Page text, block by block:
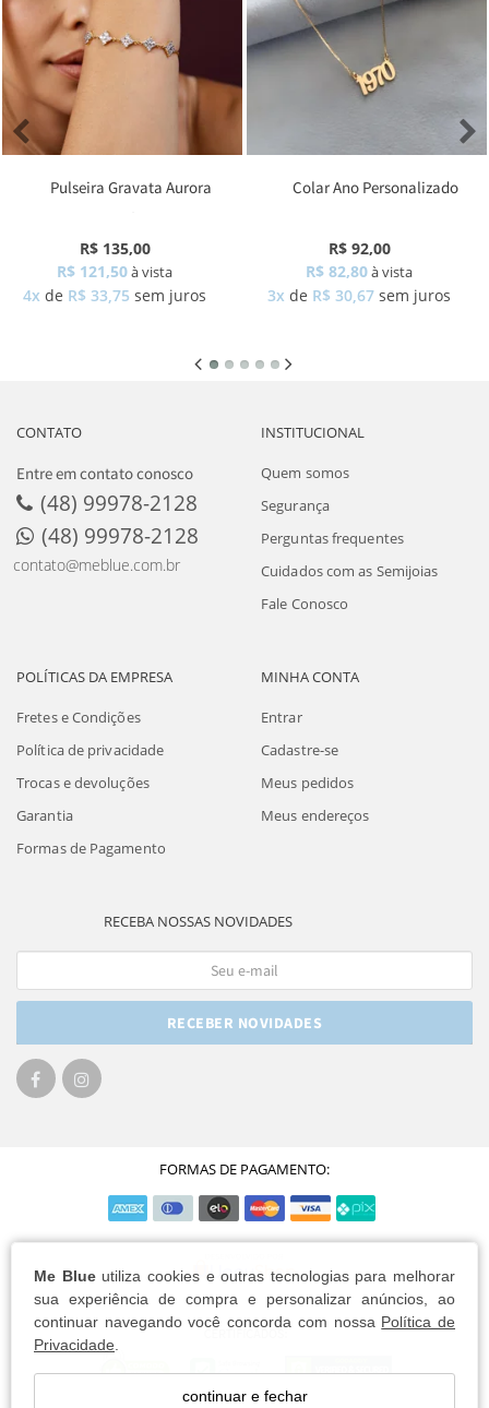
Me Blueutiliza cookies e outras tecnologias para melhorar
sua experiência de compra e personalizar anúncios, ao
continuar navegando você concorda com nossa Política de
Privacidade.
continuar e fechar
Pulseira Gravata Aurora
R$ 135,00
R$ 121,50à vista
4x de R$ 33,75 sem juros
Colar Ano Personalizado
R$ 92,00
R$ 82,80à vista
3x de R$ 30,67 sem juros
CONTATO
Entre em contato conosco
(48) 99978-2128
(48) 99978-2128
contato@meblue.com.br
INSTITUCIONAL
Quem somos
Segurança
Perguntas frequentes
Cuidados com as Semijoias
Fale Conosco
POLÍTICAS DA EMPRESA
Fretes e Condições
Política de privacidade
Trocas e devoluções
Garantia
Formas de Pagamento
MINHA CONTA
Entrar
Cadastre-se
Meus pedidos
Meus endereços
RECEBA NOSSAS NOVIDADES
RECEBER NOVIDADES
FORMAS DE PAGAMENTO: